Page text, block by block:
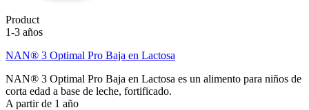
Product
1-3 años
NAN® 3 Optimal Pro Baja en Lactosa
NAN® 3 Optimal Pro Baja en Lactosa es un alimento para niños de
corta edad a base de leche, fortificado.
A partir de 1 año